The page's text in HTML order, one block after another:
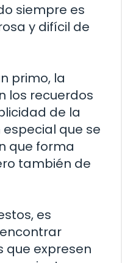
siempre es
y difícil de
primo, la
los recuerdos
de la
que se
que forma
también de
es
que expresen